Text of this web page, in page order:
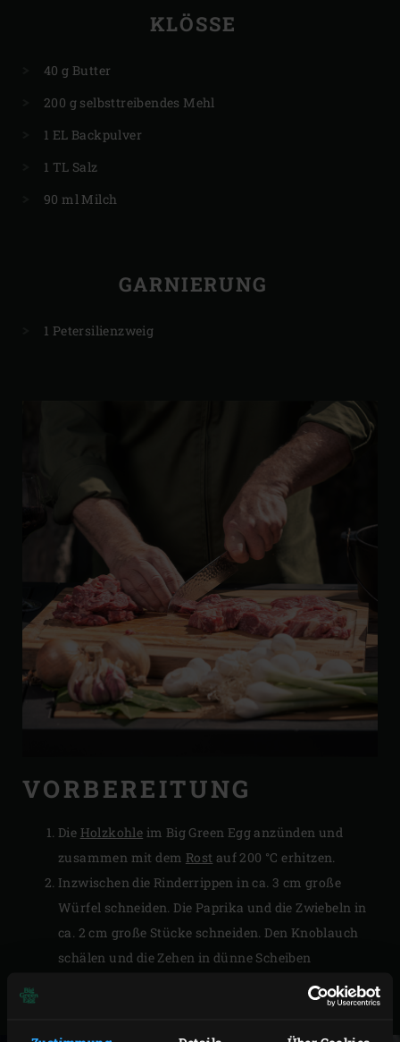
KLÖSSE
40 g Butter
200 g selbsttreibendes Mehl
1 EL Backpulver
1 TL Salz
90 ml Milch
GARNIERUNG
1 Petersilienzweig
VORBEREITUNG
Die Holzkohle im Big Green Egg anzünden und
zusammen mit dem Rost auf 200 °C erhitzen.
Inzwischen die Rinderrippen in ca. 3 cm große
Würfel schneiden. Die Paprika und die Zwiebeln in
ca. 2 cm große Stücke schneiden. Den Knoblauch
schälen und die Zehen in dünne Scheiben